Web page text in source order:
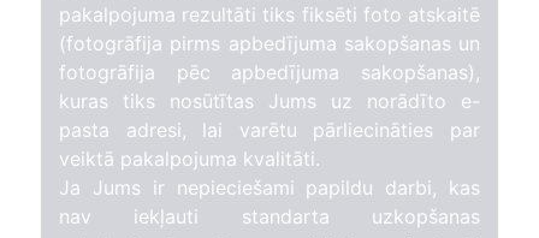
157
pakalpojuma rezultāti tiks fiksēti foto atskaitē
(fotogrāfija pirms apbedījuma sakopšanas un
fotogrāfija pēc apbedījuma sakopšanas),
kuras tiks nosūtītas Jums uz norādīto e-
pasta adresi, lai varētu pārliecināties par
veiktā pakalpojuma kvalitāti.
Ja Jums ir nepieciešami papildu darbi, kas
nav iekļauti standarta uzkopšanas